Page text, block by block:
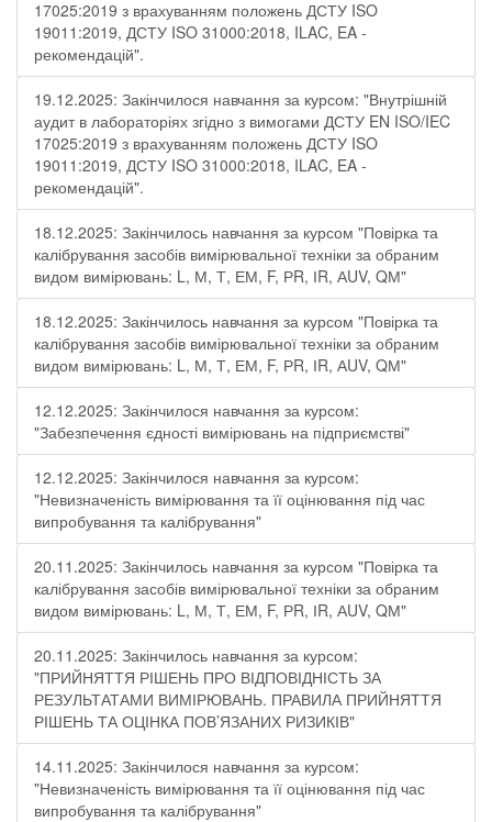
17025:2019 з врахуванням положень ДСТУ ISO
19011:2019, ДСТУ ISO 31000:2018, ILAC, EA -
рекомендацій".
19.12.2025: Закінчилося навчання за курсом: "Внутрішній
аудит в лабораторіях згідно з вимогами ДСТУ EN ISO/IEC
17025:2019 з врахуванням положень ДСТУ ISO
19011:2019, ДСТУ ISO 31000:2018, ILAC, EA -
рекомендацій".
18.12.2025: Закінчилось навчання за курсом "Повірка та
калібрування засобів вимірювальної техніки за обраним
видом вимірювань: L, М, Т, ЕМ, F, РR, ІR, АUV, QМ"
18.12.2025: Закінчилось навчання за курсом "Повірка та
калібрування засобів вимірювальної техніки за обраним
видом вимірювань: L, М, Т, ЕМ, F, РR, ІR, АUV, QМ"
12.12.2025: Закінчилося навчання за курсом:
"Забезпечення єдності вимірювань на підприємстві"
12.12.2025: Закінчилося навчання за курсом:
"Невизначеність вимірювання та її оцінювання під час
випробування та калібрування"
20.11.2025: Закінчилось навчання за курсом "Повірка та
калібрування засобів вимірювальної техніки за обраним
видом вимірювань: L, М, Т, ЕМ, F, РR, ІR, АUV, QМ"
20.11.2025: Закінчилось навчання за курсом:
"ПРИЙНЯТТЯ РІШЕНЬ ПРО ВІДПОВІДНІСТЬ ЗА
РЕЗУЛЬТАТАМИ ВИМІРЮВАНЬ. ПРАВИЛА ПРИЙНЯТТЯ
РІШЕНЬ ТА ОЦІНКА ПОВ’ЯЗАНИХ РИЗИКІВ"
14.11.2025: Закінчилося навчання за курсом:
"Невизначеність вимірювання та її оцінювання під час
випробування та калібрування"